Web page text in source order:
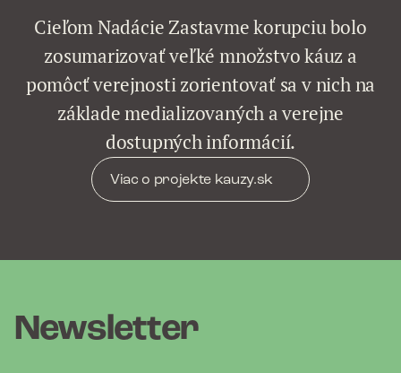
Cieľom Nadácie Zastavme korupciu bolo
zosumarizovať veľké množstvo káuz a
pomôcť verejnosti zorientovať sa v nich na
základe medializovaných a verejne
dostupných informácií.
Viac o projekte kauzy.sk
Newsletter